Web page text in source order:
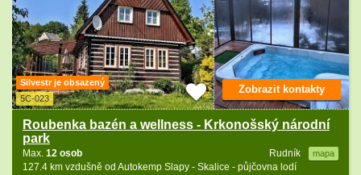
Silvestr je obsazený
5C-023
Roubenka bazén a wellness - Krkonošský národní
park
Rudník mapa
Max. 12 osob
127.4 km vzdušně od Autokemp Slapy - Skalice - půjčovna lodí
Zobrazit kontakty